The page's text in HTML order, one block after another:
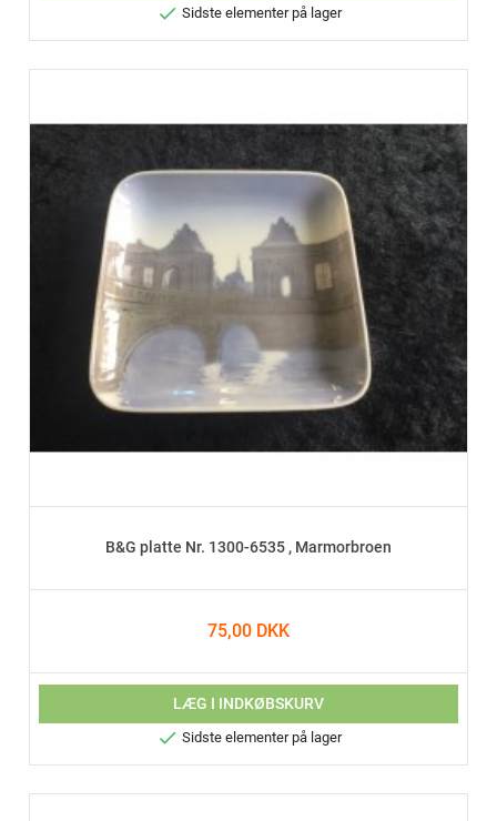
 Sidste elementer på lager
B&G platte Nr. 1300-6535 , Marmorbroen
75,00 DKK
LÆG I INDKØBSKURV
 Sidste elementer på lager